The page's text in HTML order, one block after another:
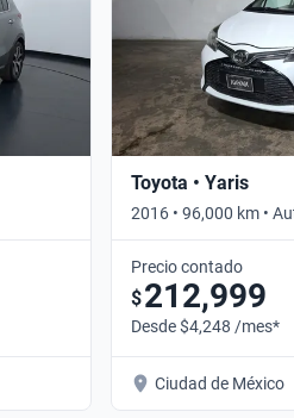
Toyota • Yaris
2016 • 96,000 km •
Precio contado
$212,999
Desde $4,248 /mes*
Ciudad de México